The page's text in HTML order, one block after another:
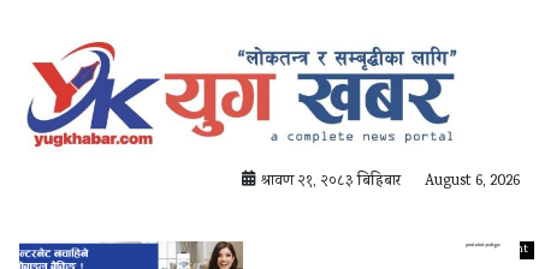
श्रावण २१, २०८३ बिहिबार August 6, 2026